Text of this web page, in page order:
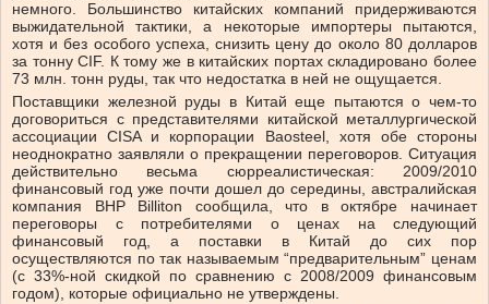
немного. Большинство китайских компаний придерживаются
выжидательной тактики, а некоторые импортеры пытаются,
хотя и без особого успеха, снизить цену до около 80 долларов
за тонну CIF. К тому же в китайских портах складировано более
73 млн. тонн руды, так что недостатка в ней не ощущается.
Поставщики железной руды в Китай еще пытаются о чем-то
договориться с представителями китайской металлургической
ассоциации CISA и корпорации Baosteel, хотя обе стороны
неоднократно заявляли о прекращении переговоров. Ситуация
действительно весьма сюрреалистическая: 2009/2010
финансовый год уже почти дошел до середины, австралийская
компания BHP Billiton сообщила, что в октябре начинает
переговоры с потребителями о ценах на следующий
финансовый год, а поставки в Китай до сих пор
осуществляются по так называемым “предварительным” ценам
(с 33%-ной скидкой по сравнению с 2008/2009 финансовым
годом), которые официально не утверждены.